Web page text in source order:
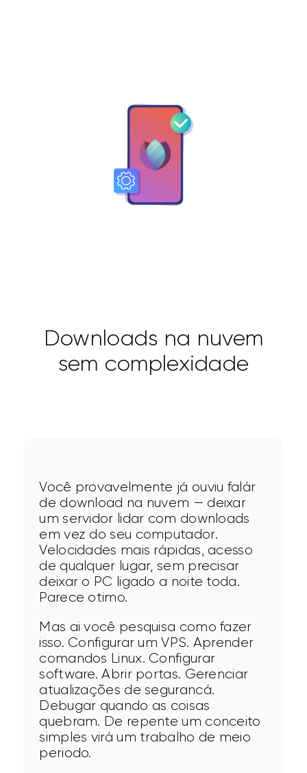
Downloads na nuvem
sem complexidade
Você provavelmente já ouviu falár
de download na nuvem — deixar
um servidor lidar com downloads
em vez do seu computador.
Velocidades mais rápidas, acesso
de qualquer lugar, sem precisar
deixar o PC ligado a noite toda.
Parece otimo.
Mas ai você pesquisa como fazer
isso. Configurar um VPS. Aprender
comandos Linux. Configurar
software. Abrir portas. Gerenciar
atualizações de segurancá.
Debugar quando as coisas
quebram. De repente um conceito
simples virá um trabalho de meio
periodo.